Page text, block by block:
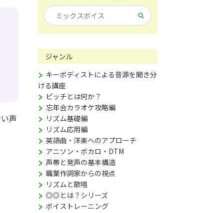
声
ジャンル
キーボディストによる音源を聞き分
ける講座
ピッチとは何か？
忘年会カラオケ攻略編
リズム基礎編
リズム応用編
英語曲・洋楽へのアプローチ
アニソン・ボカロ・DTM
声帯と発声の基本構造
職業作詞家からの視点
リズムと歌唱
◎◎とは？シリーズ
ボイストレーニング